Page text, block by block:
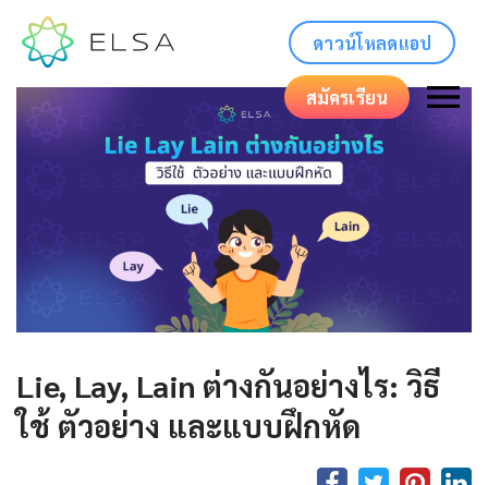
ดาวน์โหลดแอป
สมัครเรียน
Lie, Lay, Lain ต่างกันอย่างไร: วิธี
ใช้ ตัวอย่าง และแบบฝึกหัด